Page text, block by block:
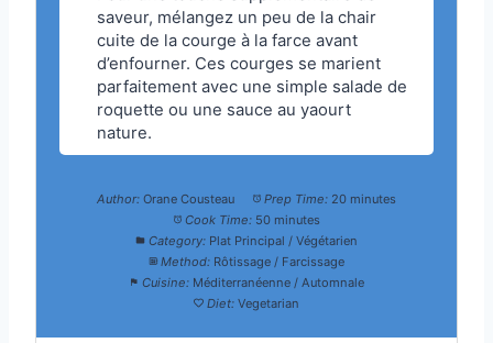
saveur, mélangez un peu de la chair
cuite de la courge à la farce avant
d’enfourner. Ces courges se marient
parfaitement avec une simple salade de
roquette ou une sauce au yaourt
nature.
Author: Orane Cousteau Prep Time: 20 minutes
Cook Time: 50 minutes
Category: Plat Principal / Végétarien
Method: Rôtissage / Farcissage
Cuisine: Méditerranéenne / Automnale
Diet: Vegetarian